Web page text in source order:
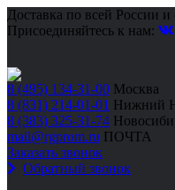
Доставка по всей России
Присоединяйтесь к нам:
8 (495) 134-31-00 Москва
8 (831) 214-01-01 Нижний
8 (383) 325-31-74
mail@rgprom.ru ПОЧТА
Заказать звонок
Обратный звонок